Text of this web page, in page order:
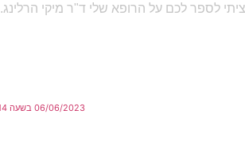
לספר לכם על הרופא שלי ד"ר מיקי הרלינג.
06/06/2023 בשעה 12:14